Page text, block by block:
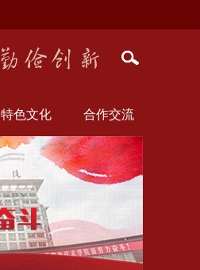
特色文化 合作交流